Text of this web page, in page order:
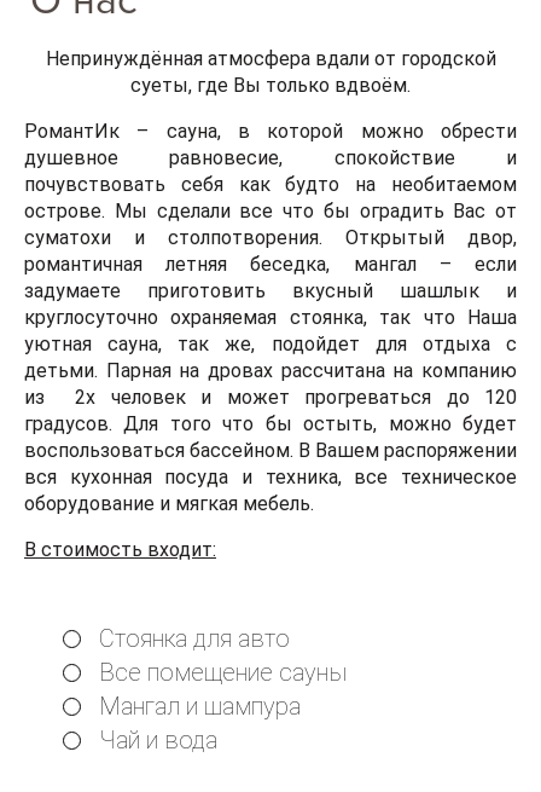
Непринуждённая атмосфера вдали от городской
суеты, где Вы только вдвоём.
РомантИк – сауна, в которой можно обрести
душевное равновесие, спокойствие и
почувствовать себя как будто на необитаемом
острове. Мы сделали все что бы оградить Вас от
суматохи и столпотворения. Открытый двор,
романтичная летняя беседка, мангал – если
задумаете приготовить вкусный шашлык и
круглосуточно охраняемая стоянка, так что Наша
уютная сауна, так же, подойдет для отдыха с
детьми. Парная на дровах рассчитана на компанию
из 2х человек и может прогреваться до 120
градусов. Для того что бы остыть, можно будет
воспользоваться бассейном. В Вашем распоряжении
вся кухонная посуда и техника, все техническое
оборудование и мягкая мебель.
В стоимость входит:
Стоянка для авто
Все помещение сауны
Мангал и шампура
Чай и вода